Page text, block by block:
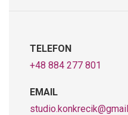
TELEFON
+48 884 277 801
EMAIL